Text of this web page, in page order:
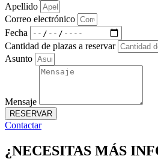
Apellido
Correo electrónico
Fecha
Cantidad de plazas a reservar
Asunto
Mensaje
RESERVAR
Contactar
¿NECESITAS MÁS